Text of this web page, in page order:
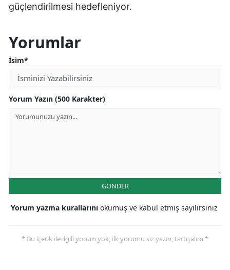
güçlendirilmesi hedefleniyor.
Yorumlar
İsim*
Yorum Yazın (500 Karakter)
GÖNDER
Yorum yazma kurallarını okumuş ve kabul etmiş sayılırsınız
* Bu içerik ile ilgili yorum yok, ilk yorumu siz yazın, tartışalım *